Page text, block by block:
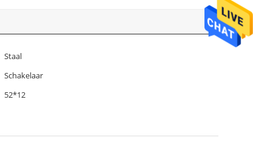
Staal
Schakelaar
52*12